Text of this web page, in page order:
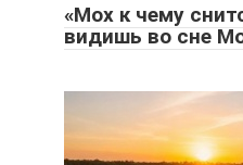
«Мох к чему
видишь во сне